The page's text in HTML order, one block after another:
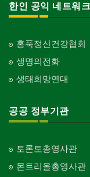
한인 공익 네트워크
홍푹정신건강협회
생명의전화
생태희망연대
공공 정부기관
토론토총영사관
몬트리올총영사관